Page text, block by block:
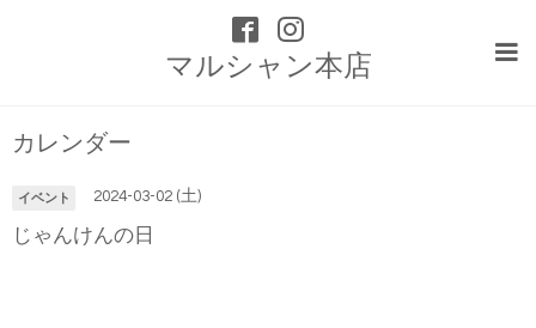
マルシャン本店
カレンダー
イベント 2024-03-02 (土)
じゃんけんの日